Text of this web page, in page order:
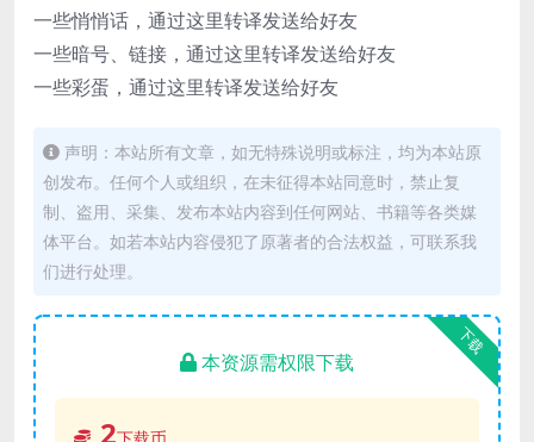
一些悄悄话，通过这里转译发送给好友
一些暗号、链接，通过这里转译发送给好友
一些彩蛋，通过这里转译发送给好友
声明：本站所有文章，如无特殊说明或标注，均为本站原
创发布。任何个人或组织，在未征得本站同意时，禁止复
制、盗用、采集、发布本站内容到任何网站、书籍等各类媒
体平台。如若本站内容侵犯了原著者的合法权益，可联系我
们进行处理。
下载
本资源需权限下载
2